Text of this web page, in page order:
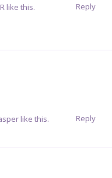
Reply
like this.
Reply
like this.